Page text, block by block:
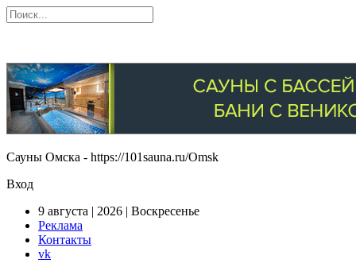
Сауны Омска - https://101sauna.ru/Omsk
Вход
9 августа | 2026 | Воскресенье
Реклама
Контакты
vk